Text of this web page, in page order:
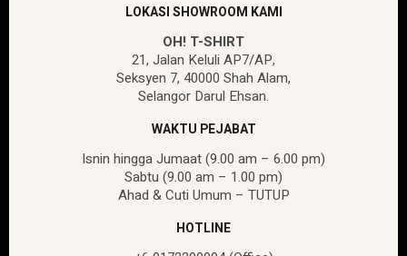
LOKASI SHOWROOM KAMI
OH! T-SHIRT
21, Jalan Keluli AP7/AP,
Seksyen 7, 40000 Shah Alam,
Selangor Darul Ehsan.
WAKTU PEJABAT
Isnin hingga Jumaat (9.00 am – 6.00 pm)
Sabtu (9.00 am – 1.00 pm)
Ahad & Cuti Umum – TUTUP
HOTLINE